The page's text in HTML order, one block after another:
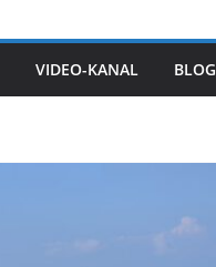
VIDEO-KANAL BLOG